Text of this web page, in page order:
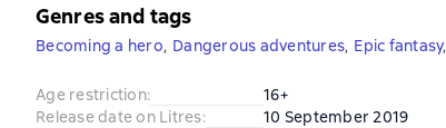
Genres and tags
Becoming a hero, Dangerous adventures, Epic fantasy,
Age restriction:
16+
Release date on Litres:
10 September 2019